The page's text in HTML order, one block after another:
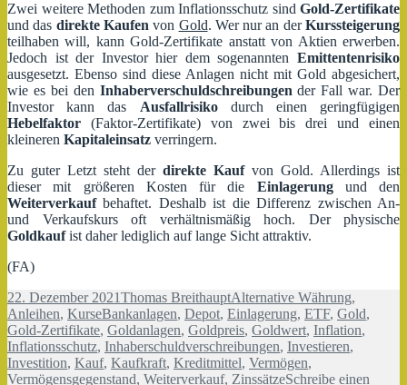
Zwei weitere Methoden zum Inflationsschutz sind Gold-Zertifikate
und das direkte Kaufen von Gold. Wer nur an derKurssteigerung
teilhaben will, kann Gold-Zertifikate anstatt von Aktien erwerben.
Jedoch ist der Investor hier dem sogenannten Emittentenrisiko
ausgesetzt. Ebenso sind diese Anlagen nicht mit Gold abgesichert,
wie es bei den Inhaberverschuldschreibungen der Fall war. Der
Investor kann das Ausfallrisikodurch einen geringfügigen
Hebelfaktor (Faktor-Zertifikate) von zwei bis drei und einen
kleineren Kapitaleinsatz verringern.
Zu guter Letzt steht der direkte Kaufvon Gold. Allerdings ist
dieser mit größeren Kosten für die Einlagerungund den
Weiterverkaufbehaftet. Deshalb ist die Differenz zwischen An-
und Verkaufskurs oft verhältnismäßig hoch. Der physische
Goldkaufist daher lediglich auf lange Sicht attraktiv.
(FA)
Veröffentlicht
am
22. Dezember 2021Autor
Thomas BreithauptKategorien
Alternative Währung,
Anleihen, KurseSchlagwörter
Bankanlagen, Depot, Einlagerung, ETF, Gold,
Gold-Zertifikate, Goldanlagen, Goldpreis, Goldwert, Inflation,
Inflationsschutz, Inhaberschuldverschreibungen, Investieren,
Investition, Kauf, Kaufkraft, Kreditmittel, Vermögen,
Vermögensgegenstand, Weiterverkauf, ZinssätzeSchreibe einen